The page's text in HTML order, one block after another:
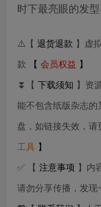
时下最亮眼的发
⚠️【 退货退款 】虚
款
【 会员权益 】
⏬【 下载须知 】资
能不包含纸版杂志
盘，如链接失效，
工具 】
✅ 【 注意事项 】内
请勿分享传播，发现